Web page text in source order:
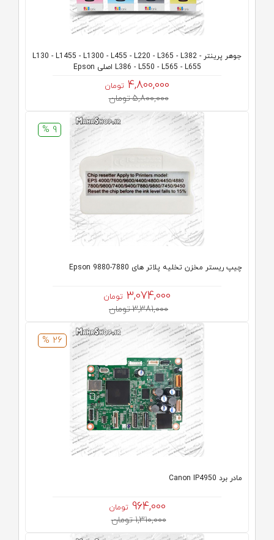
جوهر پرینتر L130 - L1455 - L1300 - L455 - L220 - L365 - L382 -
L386 - L550 - L565 - L655 اصلی Epson
4,800,000 تومان
5,800,000 تومان
9 %
چیپ ریستر مخزن تخلیه پلاتر های Epson 9880-7880
3,074,000 تومان
3,381,000 تومان
26 %
مادر برد Canon IP4950
964,000 تومان
1,310,000 تومان